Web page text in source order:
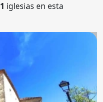
1 iglesias en esta